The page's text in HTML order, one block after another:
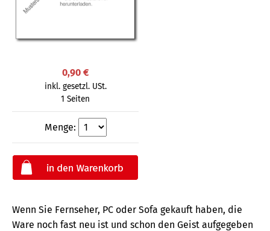
0,90 €
inkl. gesetzl. USt.
1 Seiten
Menge:
Wenn Sie Fernseher, PC oder Sofa gekauft haben, die
Ware noch fast neu ist und schon den Geist aufgegeben